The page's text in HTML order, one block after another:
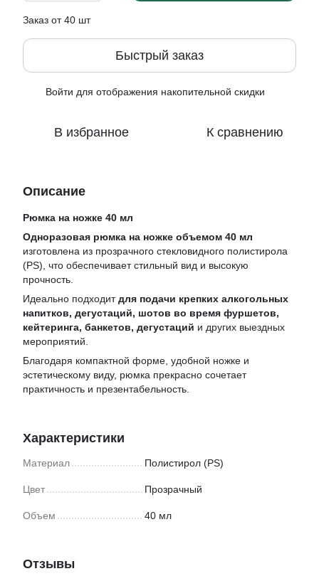
Заказ от 40 шт
Быстрый заказ
Войти для отображения накопительной скидки
В избранное К сравнению
Описание
Рюмка на ножке 40 мл
Одноразовая рюмка на ножке объемом 40 мл
изготовлена ​​из прозрачного стекловидного полистирола
(PS), что обеспечивает стильный вид и высокую
прочность.
Идеально подходитдля подачи крепких алкогольных
напитков, дегустаций, шотов во время фуршетов,
кейтеринга, банкетов, дегустаций и других выездных
мероприятий.
Благодаря компактной форме, удобной ножке и
эстетическому виду, рюмка прекрасно сочетает
практичность и презентабельность.
Характеристики
Материал Полистирол (PS)
Цвет Прозрачный
Объем 40 мл
Отзывы